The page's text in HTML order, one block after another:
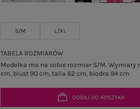
S/M L/XL
TABELA ROZMIARÓW
Modelka ma na sobie rozmiar S/M. Wymiary
cm, biust 90 cm, talia 62 cm, biodra 94 cm
DODAJ DO KOSZYKA